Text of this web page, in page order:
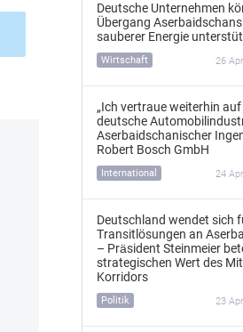
Deutsche Unternehmen
Übergang
sauberer Energie
Wirtschaft 26
„Ich vertraue weiterhin auf
deutsche
Aserbaidschanischer
Robert Bosch GmbH
International 24
Deutschland wendet sich
Transitlösungen an
– Präsident Steinmeier
strategischen Wert des
Korridors
Politik 23